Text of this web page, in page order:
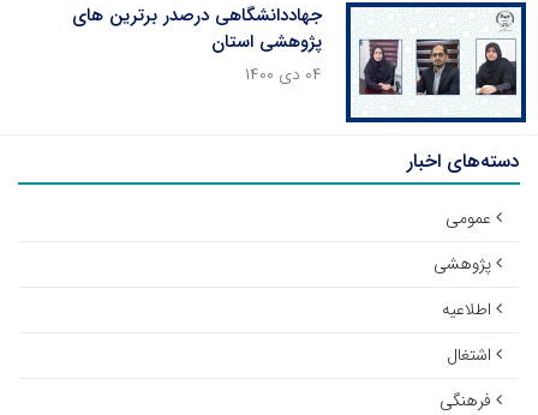
جهاددانشگاهی درصدر برترین های
پژوهشی استان
۰۴ دی ۱۴۰۰
دسته‌های اخبار
عمومی
پژوهشی
اطلاعیه
اشتغال
فرهنگی